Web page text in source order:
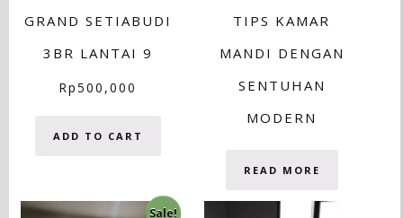
GRAND SETIABUDI
3BR LANTAI 9
Rp500,000
ADD TO CART
TIPS KAMAR
MANDI DENGAN
SENTUHAN
MODERN
READ MORE
Sale!